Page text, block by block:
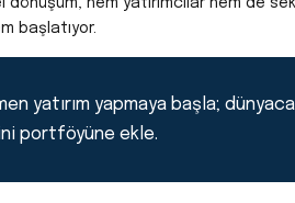
dönüşüm, hem yatırımcılar hem de
başlatıyor.
yatırım yapmaya başla;
portföyüne ekle.